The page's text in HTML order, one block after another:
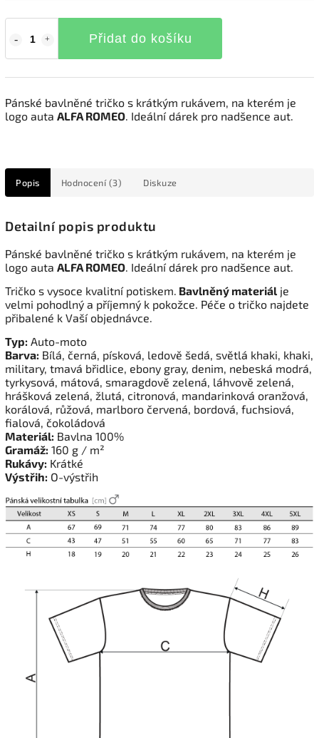
Přidat do košíku
Pánské bavlněné tričko s krátkým rukávem, na kterém je
logo auta ALFA ROMEO. Ideální dárek pro nadšence aut.
Popis Hodnocení (3) Diskuze
Detailní popis produktu
Pánské bavlněné tričko s krátkým rukávem, na kterém je
logo auta ALFA ROMEO. Ideální dárek pro nadšence aut.
Tričko s vysoce kvalitní potiskem. Bavlněný materiál je
velmi pohodlný a příjemný k pokožce. Péče o tričko najdete
přibalené k Vaší objednávce.
Typ: Auto-moto
Barva: Bílá, černá, písková, ledově šedá, světlá khaki, khaki,
military, tmavá břidlice, ebony gray, denim, nebeská modrá,
tyrkysová, mátová, smaragdově zelená, láhvově zelená,
hrášková zelená, žlutá, citronová, mandarinková oranžová,
korálová, růžová, marlboro červená, bordová, fuchsiová,
fialová, čokoládová
Materiál: Bavlna 100%
Gramáž: 160 g / m²
Rukávy: Krátké
Výstřih: O-výstřih